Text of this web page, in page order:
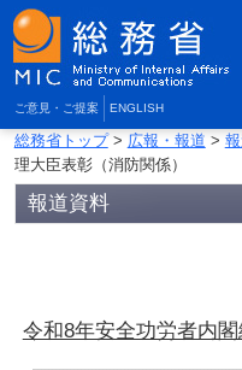
ご意見・ご提案 ENGLISH
総務省トップ> 広報・報道 >
理大臣表彰（消防関係）
報道資料
令和8年安全功労者内閣